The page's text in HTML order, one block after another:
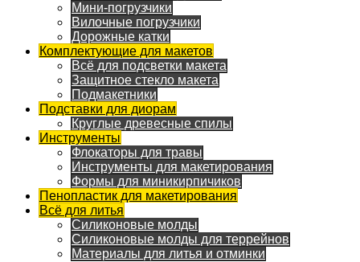
Мини-погрузчики
Вилочные погрузчики
Дорожные катки
Комплектующие для макетов
Всё для подсветки макета
Защитное стекло макета
Подмакетники
Подставки для диорам
Круглые древесные спилы
Инструменты
Флокаторы для травы
Инструменты для макетирования
Формы для миникирпичиков
Пенопластик для макетирования
Всё для литья
Силиконовые молды
Силиконовые молды для террейнов
Материалы для литья и отминки